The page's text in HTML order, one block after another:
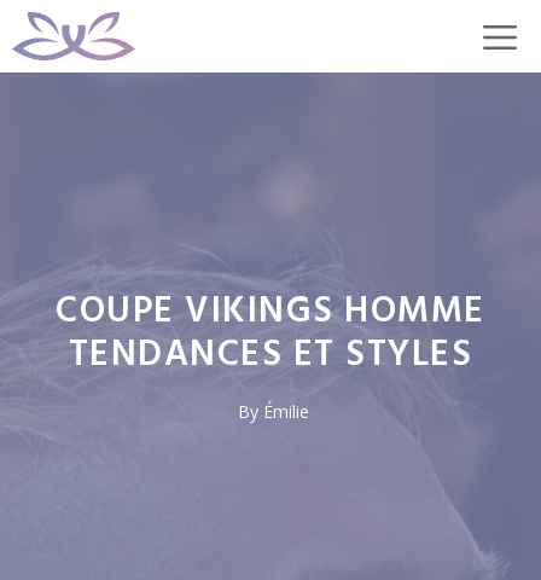
Aller
au
COUPE VIKINGS HOMME
TENDANCES ET STYLES
By Émilie